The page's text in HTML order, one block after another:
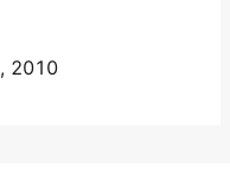
, 2010